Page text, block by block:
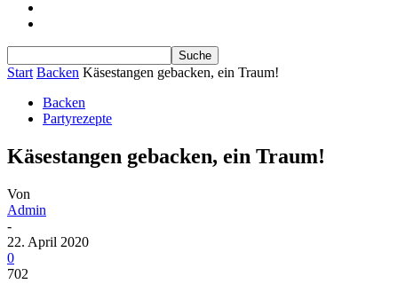
Start Backen Käsestangen gebacken, ein Traum!
Backen
Partyrezepte
Käsestangen gebacken, ein Traum!
Von
Admin
-
22. April 2020
0
702